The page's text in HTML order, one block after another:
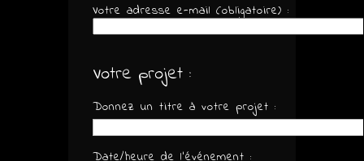
Votre adresse e-mail (obligatoire) :
Votre projet :
Donnez un titre à votre projet :
Date/heure de l'événement :